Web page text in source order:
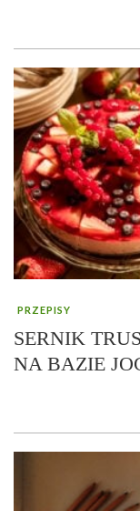
PRZEPISY
SERNIK
NA BAZIE